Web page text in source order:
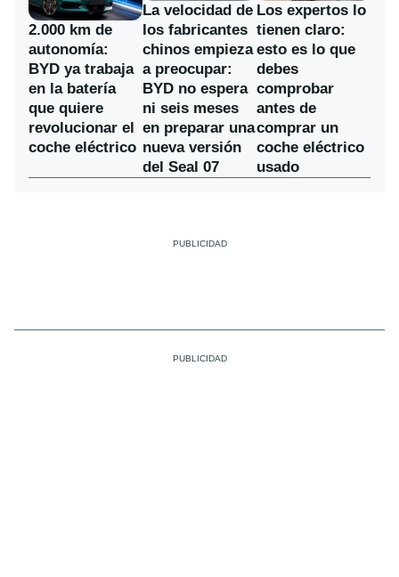
2.000 km de
autonomía:
BYD ya trabaja
en la batería
que quiere
revolucionar el
coche eléctrico
La velocidad de
los fabricantes
chinos empieza
a preocupar:
BYD no espera
ni seis meses
en preparar una
nueva versión
del Seal 07
Los expertos lo
tienen claro:
esto es lo que
debes
comprobar
antes de
comprar un
coche eléctrico
usado